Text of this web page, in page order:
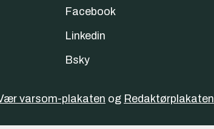
Facebook
Linkedin
Bsky
varsom-plakaten og Redaktørplakaten